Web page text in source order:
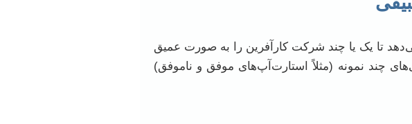
تا یک یا چند شرکت کارآفرین را به صورت عمیق
چند نمونه (مثلاً استارت‌آپ‌های موفق و ناموفق)